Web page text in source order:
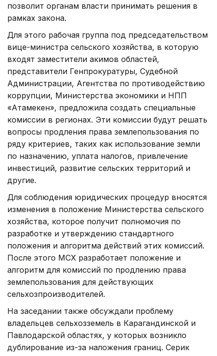
позволит органам власти принимать решения в
рамках закона.
Для этого рабочая группа под председательством
вице-министра сельского хозяйства, в которую
входят заместители акимов областей,
представители Генпрокуратуры, Судебной
Администрации, Агентства по противодействию
коррупции, Министерства экономики и НПП
«Атамекен», предложила создать специальные
комиссии в регионах. Эти комиссии будут решать
вопросы продления права землепользования по
ряду критериев, таких как использование земли
по назначению, уплата налогов, привлечение
инвестиций, развитие сельских территорий и
другие.
Для соблюдения юридических процедур вносятся
изменения в положение Министерства сельского
хозяйства, которое получит полномочия по
разработке и утверждению стандартного
положения и алгоритма действий этих комиссий.
После этого МСХ разработает положение и
алгоритм для комиссий по продлению права
землепользования для действующих
сельхозпроизводителей.
На заседании также обсуждали проблему
владельцев сельхозземель в Карагандинской и
Павлодарской областях, у которых возникло
дублирование из-за наложения границ. Серик